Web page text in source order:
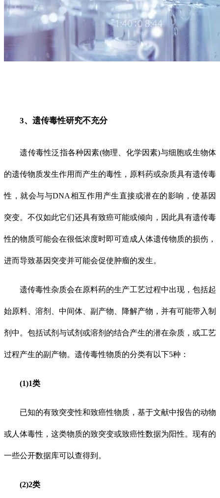
3、遗传毒性研究不充分
遗传毒性泛指各种因素(物理、化学因素)与细胞或生物体
的遗传物质发生作用而产生的毒性，原料药或杂质具有遗传毒
性，就会与与DNA相互作用产生直接或潜在的影响，使基因
突变。不仅如此它们还具有致癌可能或倾向，因此具有遗传毒
性的物质可能会在很低浓度时即可造成人体遗传物质的损伤，
进而导致基因突变并可能会促使肿瘤的发生。
遗传毒性杂质会在原料药的生产工艺过程中出现，包括起
始原料、溶剂、中间体、副产物、降解产物，并有可能带入制
剂中。包括试剂与试剂或溶剂的结合产生的潜在杂质，或工艺
过程产生的副产物。遗传毒性物质的分类有以下5种：
(1)1类
已知的有致突变性和致癌性物质，基于文献中报告的动物
或人体毒性，这类物质的致突变或致癌性数据为阳性。现有的
一些公开数据库可以查得到。
(2)2类